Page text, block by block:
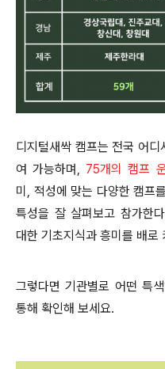
디지털새싹 캠프는 전국 어디
여 가능하며, 75개의 캠프
미 , 적성에 맞는 다양한 캠프를
특성을 잘 살펴보고 참가한
대한 기초지식과 흥미를 배로
그렇다면 기관별로 어떤 특
통해 확인해 보세요.